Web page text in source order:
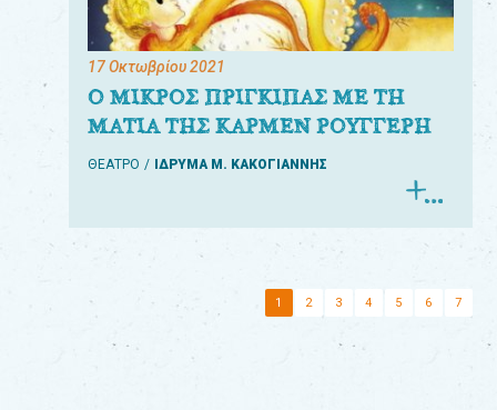
17 Οκτωβρίου 2021
Ο ΜΙΚΡΟΣ ΠΡΙΓΚΙΠΑΣ ΜΕ ΤΗ
ΜΑΤΙΑ ΤΗΣ ΚΑΡΜΕΝ ΡΟΥΓΓΕΡΗ
ΘΕΑΤΡΟ ΙΔΡΥΜΑ Μ. ΚΑΚΟΓΙΑΝΝΗΣ
1 2 3 4 5 6 7